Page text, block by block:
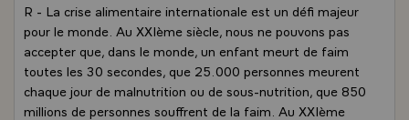
R - La crise alimentaire internationale est un défi majeur
pour le monde. Au XXIème siècle, nous ne pouvons pas
accepter que, dans le monde, un enfant meurt de faim
toutes les 30 secondes, que 25.000 personnes meurent
chaque jour de malnutrition ou de sous-nutrition, que 850
millions de personnes souffrent de la faim. Au XXIème